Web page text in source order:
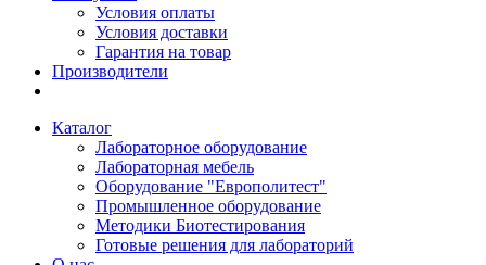
Условия оплаты
Условия доставки
Гарантия на товар
Производители
Каталог
Лабораторное оборудование
Лабораторная мебель
Оборудование "Европолитест"
Промышленное оборудование
Методики Биотестирования
Готовые решения для лабораторий